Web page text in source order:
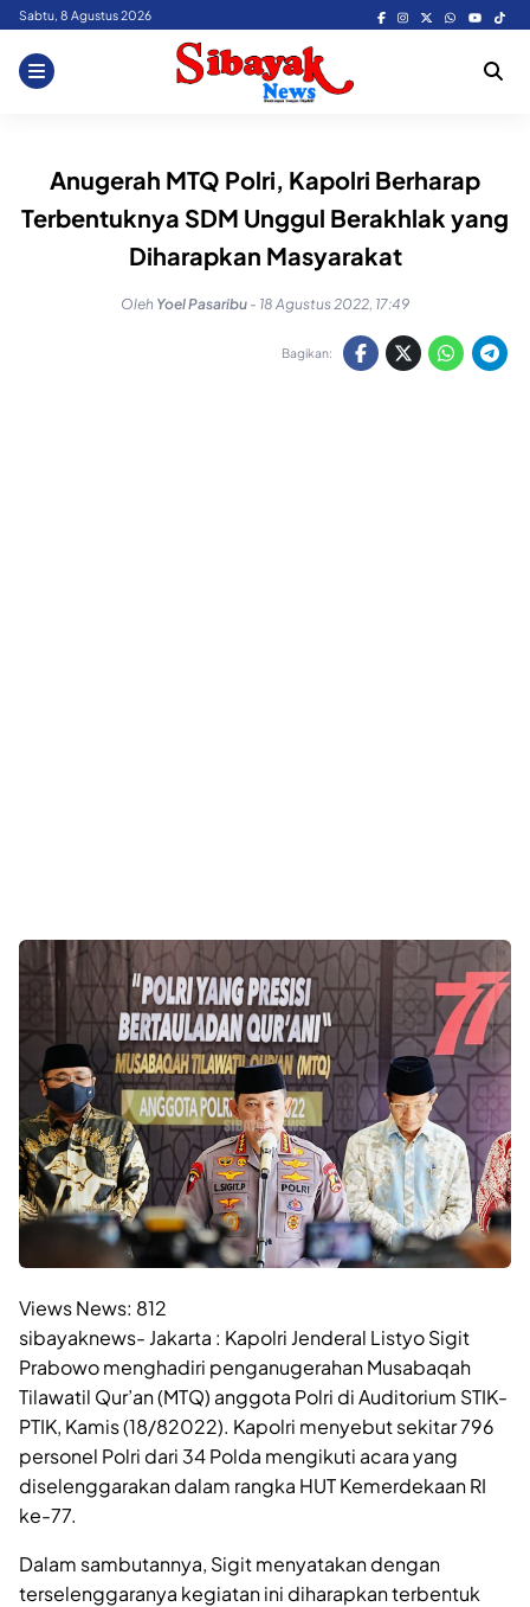
Skip
content
Sabtu, 8 Agustus 2026
Anugerah MTQ Polri, Kapolri Berharap
Terbentuknya SDM Unggul Berakhlak yang
Diharapkan Masyarakat
Oleh Yoel Pasaribu - 18 Agustus 2022, 17:49
Bagikan:
Views News: 812
sibayaknews- Jakarta : Kapolri Jenderal Listyo Sigit
Prabowo menghadiri penganugerahan Musabaqah
Tilawatil Qur’an (MTQ) anggota Polri di Auditorium STIK-
PTIK, Kamis (18/82022). Kapolri menyebut sekitar 796
personel Polri dari 34 Polda mengikuti acara yang
diselenggarakan dalam rangka HUT Kemerdekaan RI
ke-77.
Dalam sambutannya, Sigit menyatakan dengan
terselenggaranya kegiatan ini diharapkan terbentuk